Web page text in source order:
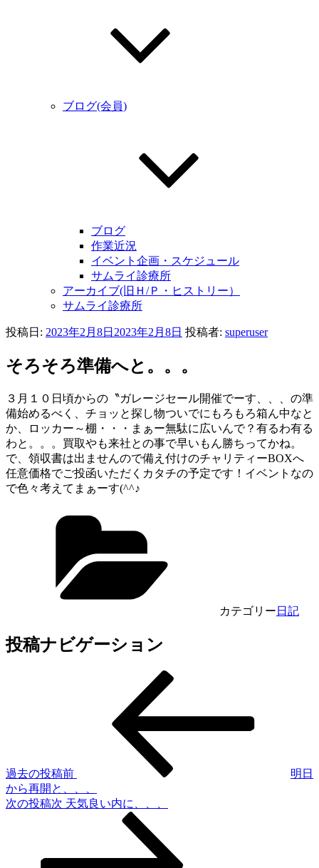
ブログ(会員)
ブログ
作業近況
イベント企画・スケジュール
サムライ診療所
アーカイブ(旧Ｈ/Ｐ・ヒストリー）
サムライ診療所
投稿日: 2023年2月8日 2023年2月8日 投稿者: superuser
そろそろ準備へと。。。
３月１０日頃からの〝ガレージセール開催でーす、、、の準
備始めるべく、チョッと探し物ついでにもろもろ箱ん中なと
か、ロッカー～棚・・・まぁー無駄に広いんで？有るわ有る
わと。。。買取やも来社との事で早いもん勝ちってかね。
で、領収書は出ませんので備え付けのチャリティーBOXへ
任意価格でご投函いただくカタチの予定です！イベントなの
で色々考えてまぁーす(^^♪
カテゴリー 日記
投稿ナビゲーション
過去の投稿前
明日
から再開と、、、
次の投稿次 天気良い内に、、、